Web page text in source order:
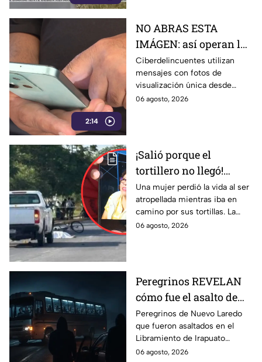
2:14
NO ABRAS ESTA
IMÁGEN: así operan los
“mensajes fantasma”, el
nuevo engaño de
ciberd3lincuentes
Ciberdelincuentes utilizan
mensajes con fotos de
visualización única desde
números desconocidos para
06 agosto, 2026
¡Salió porque el
tortillero no llegó!
Revelan la identidad de
la mujer que mur1o
atropell4da en el
bulevar “Las Torres” en
Una mujer perdió la vida al ser
atropellada mientras iba en
camino por sus tortillas. La
identidad de la víctima fue
06 agosto, 2026
Peregrinos REVELAN
cómo fue el asalto de
autobús en Guanajuato:
ASÍ los interceptaron
Peregrinos de Nuevo Laredo
que fueron asaltados en el
Libramiento de Irapuato
relataron cómo ocurrió la
06 agosto, 2026